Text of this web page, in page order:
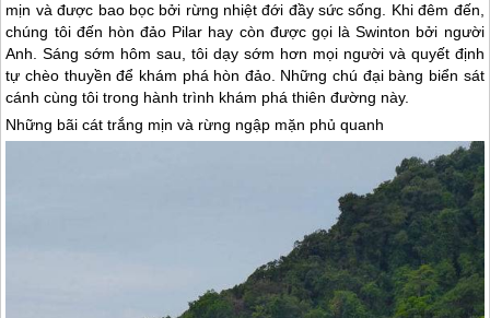
mịn và được bao bọc bởi rừng nhiệt đới đầy sức sống. Khi đêm đến,
chúng tôi đến hòn đảo Pilar hay còn được gọi là Swinton bởi người
Anh. Sáng sớm hôm sau, tôi dạy sớm hơn mọi người và quyết định
tự chèo thuyền để khám phá hòn đảo. Những chú đại bàng biển sát
cánh cùng tôi trong hành trình khám phá thiên đường này.
Những bãi cát trắng mịn và rừng ngập mặn phủ quanh